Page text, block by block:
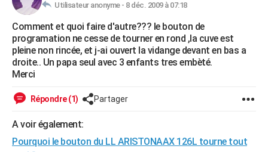
Essais
Réserver un essai
Citadines
Berlines
SUV
Forum auto
HIGH-TECH
Mobiles
Meilleur smartphone
Internet
Ordinateurs
Jeux vidéo
Guide high-tech
+BRICOLAGE
Forum
Aménagement intérieur
Extérieur
Cuisine
Salle de bains
Jardinage
Rangement
WEEK-END
LIFESTYLE
Alimentation
Guide de la santé
Maladies
Médicaments
Sommeil
VOYAGE
Utilisateur anonyme - 8 déc. 2009 à 07:18
Comment et quoi faire d'autre??? le bouton de
programation ne cesse de tourner en rond ,la cuve est
pleine non rincée, et j-ai ouvert la vidange devant en bas a
droite.. Un papa seul avec 3 enfants tres embèté.
Merci
Répondre (1) Partager
A voir également:
Pourquoi le bouton du LL ARISTONAAX 126L tourne tout